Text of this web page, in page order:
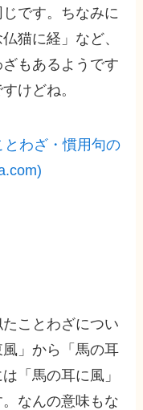
です。ちなみに
猫に経」など、
もあるようです
けどね。
とわざ・慣用句の
ことわざについ
」から「馬の耳
「馬の耳に風」
なんの意味もな